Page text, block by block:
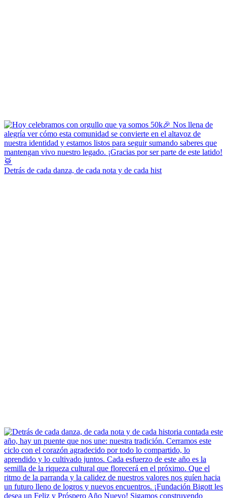
Detrás de cada danza, de cada nota y de cada hist